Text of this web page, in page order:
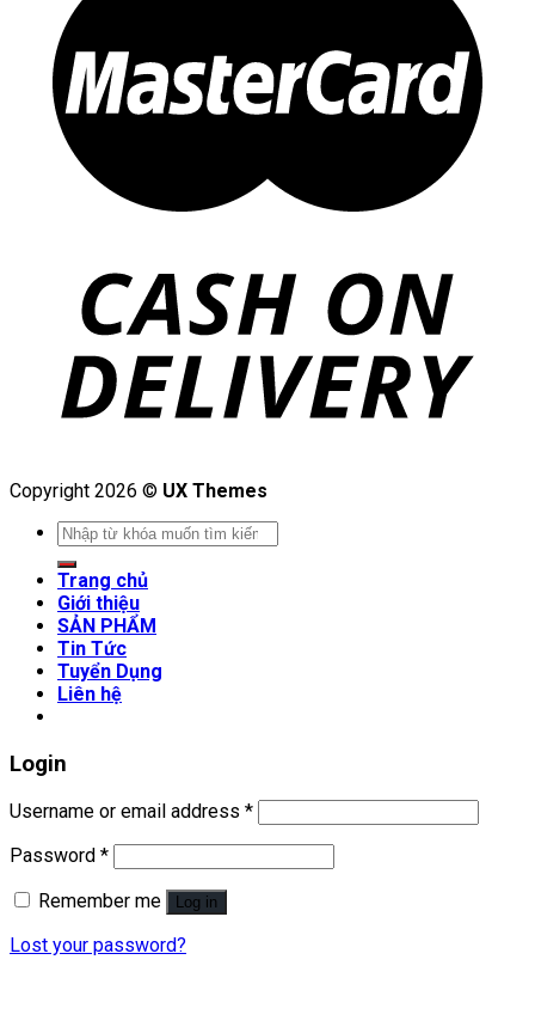
Copyright 2026 © UX Themes
Search
Trang chủ
Giới thiệu
SẢN PHẨM
Tin Tức
Tuyển Dụng
Liên hệ
Login
Username or email address *
Password *
Remember me
Log in
Lost your password?